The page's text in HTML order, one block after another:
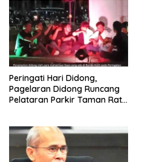
Peringati Hari Didong,
Pagelaran Didong Runcang
Pelataran Parkir Taman Ratu